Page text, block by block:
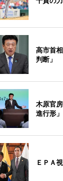
高市首
判断」
木原官
進行形」
ＥＰＡ